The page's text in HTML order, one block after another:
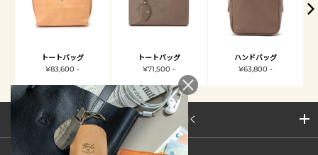
トートバッグ
¥83,600 -
トートバッグ
¥71,500 -
ハンドバッグ
¥63,800 -
サイトマップを開く